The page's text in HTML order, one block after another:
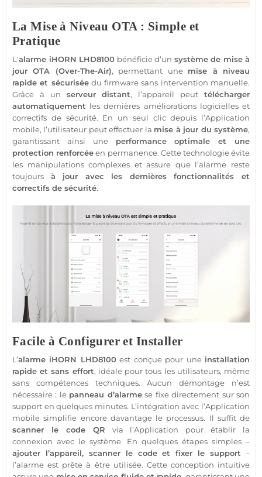
La Mise à Niveau OTA : Simple et
Pratique
L'alarme iHORN LHD8100 bénéficie d’un systèmede mise à
jour OTA (Over-The-Air), permettant une mise à niveau
rapide et sécuriséedu firmware sans intervention manuelle.
Grâce à un serveur distant, l’appareil peuttélécharger
automatiquement les dernières améliorations logicielles et
correctifs de sécurité. En un seul clic depuis l’Application
mobile, l’utilisateur peut effectuer la mise à jour dusystème,
garantissant ainsi une performance optimale et une
protection renforcéeen permanence. Cette technologie évite
les manipulations complexes et assure que l’alarme reste
toujours à jour avec les dernières fonctionnalités et
correctifs de sécurité.
Facile à Configurer et Installer
L’alarme iHORN LHD8100est conçue pour une installation
rapide et sans effort, idéale pour tous les utilisateurs, même
sans compétences techniques. Aucun démontage n’est
nécessaire : le panneau d’alarmese fixe directement sur son
support en quelques minutes. L’intégration avec l’Application
mobile simplifie encore davantage le processus. Il suffit de
scanner le code QR via l’Application pour établir la
connexion avec le système. En quelques étapes simples –
ajouter l’appareil, scanner le code et fixer le support –
l’alarme est prête à être utilisée. Cette conception intuitive